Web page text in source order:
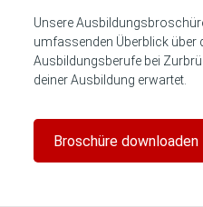
Unsere
umfassenden Überblick über
Ausbildungsberufe bei
deiner Ausbildung erwartet.
Broschüre downloaden